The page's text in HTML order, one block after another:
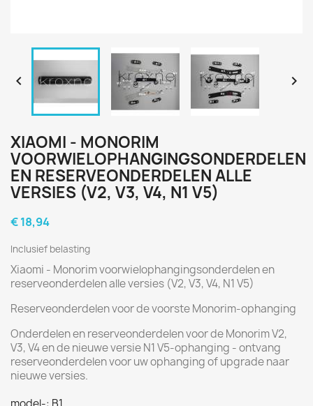
 
XIAOMI - MONORIM
VOORWIELOPHANGINGSONDERDELEN
EN RESERVEONDERDELEN ALLE
VERSIES (V2, V3, V4, N1 V5)
€ 18,94
Inclusief belasting
Xiaomi - Monorim voorwielophangingsonderdelen en
reserveonderdelen alle versies (V2, V3, V4, N1 V5)
Reserveonderdelen voor de voorste Monorim-ophanging
Onderdelen en reserveonderdelen voor de Monorim V2,
V3, V4 en de nieuwe versie N1 V5-ophanging - ontvang
reserveonderdelen voor uw ophanging of upgrade naar
nieuwe versies.